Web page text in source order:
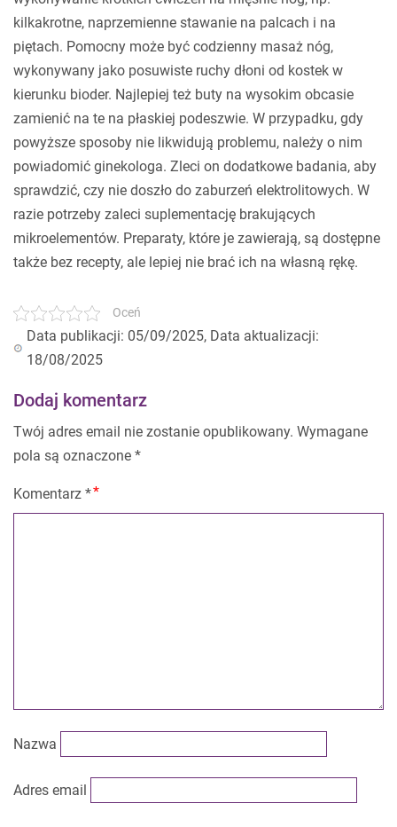
kilkakrotne, naprzemienne stawanie na palcach i na
piętach. Pomocny może być codzienny masaż nóg,
wykonywany jako posuwiste ruchy dłoni od kostek w
kierunku bioder. Najlepiej też buty na wysokim obcasie
zamienić na te na płaskiej podeszwie. W przypadku, gdy
powyższe sposoby nie likwidują problemu, należy o nim
powiadomić ginekologa. Zleci on dodatkowe badania, aby
sprawdzić, czy nie doszło do zaburzeń elektrolitowych. W
razie potrzeby zaleci suplementację brakujących
mikroelementów. Preparaty, które je zawierają, są dostępne
także bez recepty, ale lepiej nie brać ich na własną rękę.
Oceń
Data publikacji: 05/09/2025, Data aktualizacji:
18/08/2025
Dodaj komentarz
Twój adres email nie zostanie opublikowany. Wymagane
pola są oznaczone *
Komentarz *
Nazwa
Adres email